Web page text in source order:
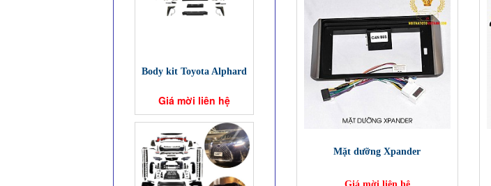
Body kit Toyota Alphard
Giá mời liên hệ
Mặt dưỡng Xpander